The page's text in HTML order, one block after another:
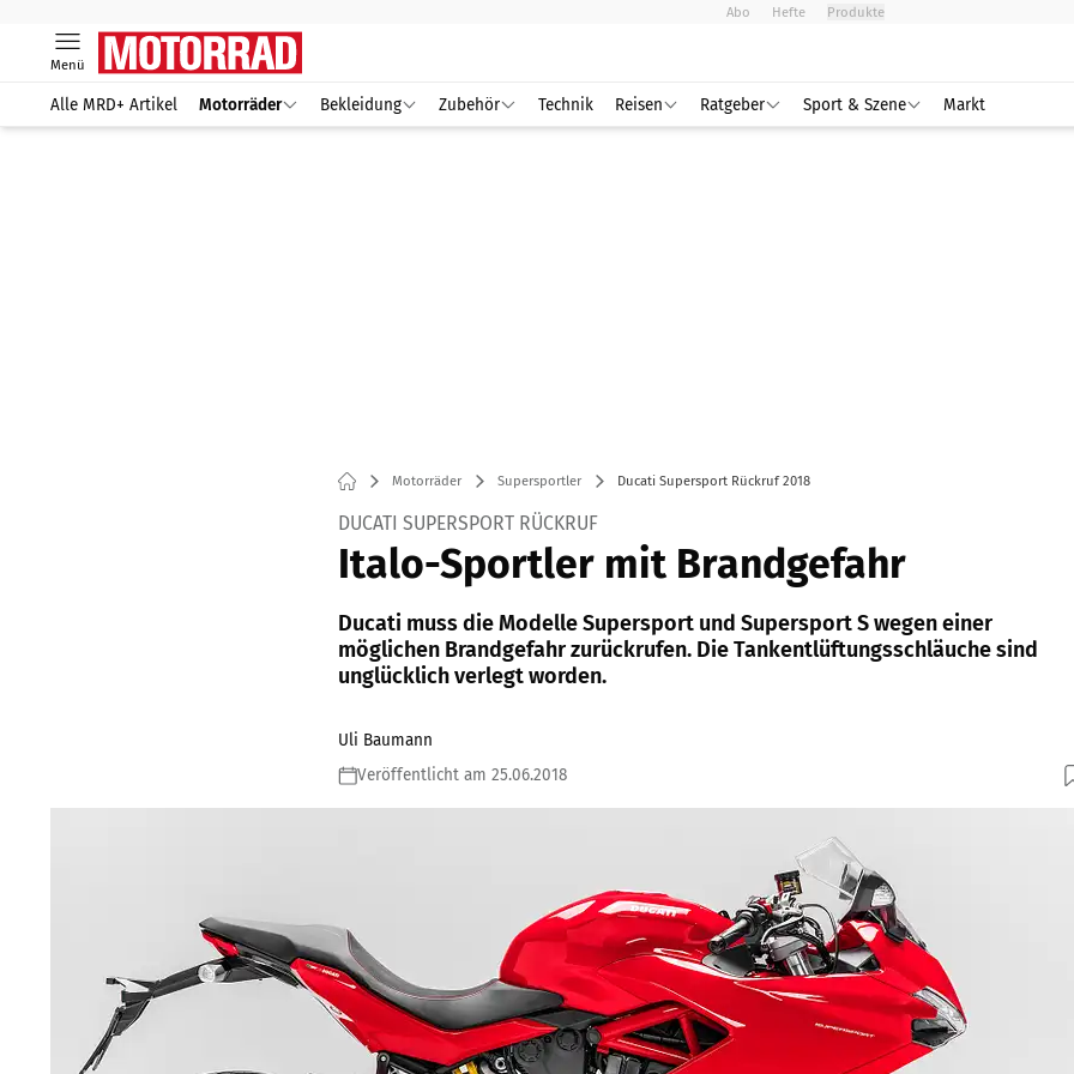
Abo Hefte Produkte
Menü
Alle MRD+ Artikel Motorräder Bekleidung Zubehör Technik Reisen Ratgeber Sport & Szene Markt
Motorräder Supersportler Ducati Supersport Rückruf 2018
DUCATI SUPERSPORT RÜCKRUF
Italo-Sportler mit Brandgefahr
Ducati muss die Modelle Supersport und Supersport S wegen einer
möglichen Brandgefahr zurückrufen. Die Tankentlüftungsschläuche sind
unglücklich verlegt worden.
Uli Baumann
Veröffentlicht am 25.06.2018